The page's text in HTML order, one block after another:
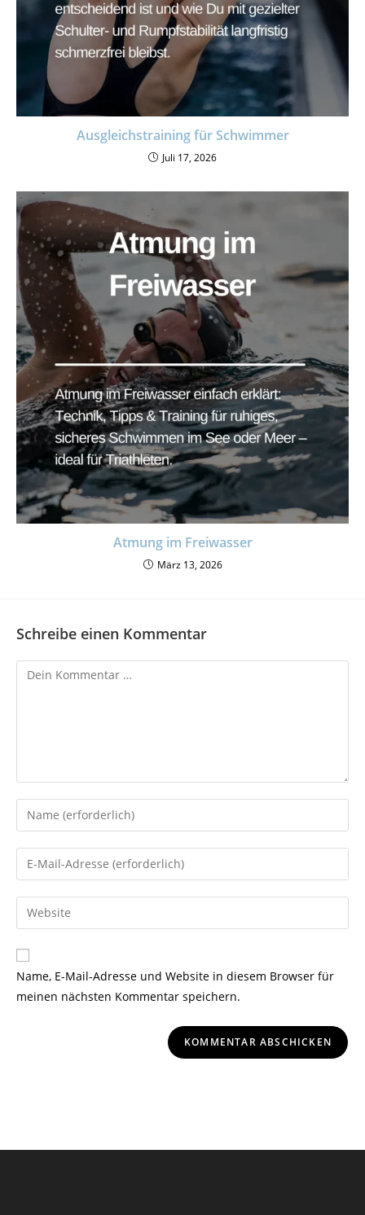
Ausgleichstraining für Schwimmer
Juli 17, 2026
Atmung im Freiwasser
März 13, 2026
Schreibe einen Kommentar
Name, E-Mail-Adresse und Website in diesem Browser für
meinen nächsten Kommentar speichern.